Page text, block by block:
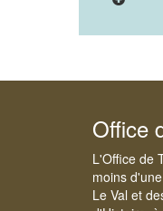
Office
L'Office de
moins
Le Val et